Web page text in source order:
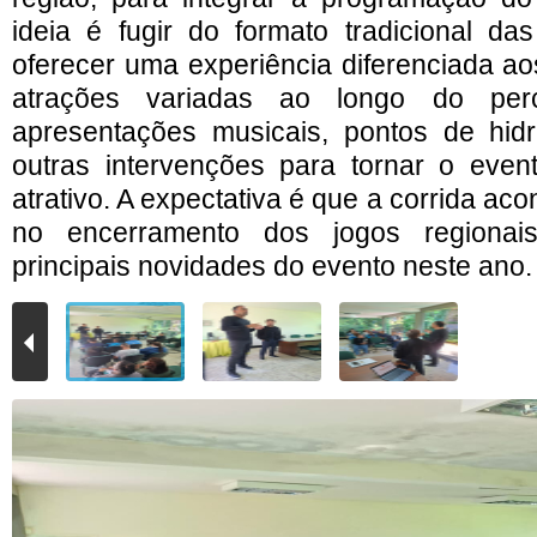
ideia é fugir do formato tradicional
oferecer uma experiência diferenciada
atrações variadas ao longo do
apresentações musicais, pontos de
outras intervenções para tornar o
atrativo. A expectativa é que a corrida
no encerramento dos jogos
principais novidades do evento neste ano.